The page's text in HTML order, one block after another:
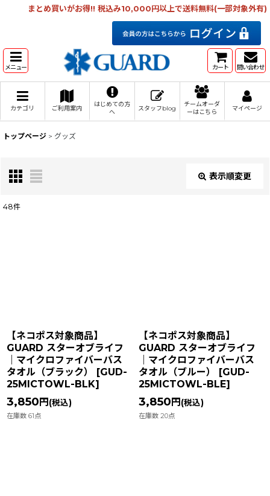
まとめ買いがお得!! 税込み10,000円以上で送料無料(一部対象外有)
メニュー カート 問い合わせ
カテゴリ ご利用案内
はじめての方
へ
スタッフblog
チームオーダ
ーはこちら
マイページ
トップページ > グッズ
表示順変更
絞り込む
48件
【ネコポス対象商品】
GUARD スターオブライフ
｜マイクロファイバーバス
タオル（ブラック）
[GUD-
25MICTOWL-BLK]
3,850 円 (税込)
在庫数 61点
【ネコポス対象商品】
GUARD スターオブライフ
｜マイクロファイバーバス
タオル（ブルー）
[GUD-
25MICTOWL-BLE]
3,850 円 (税込)
在庫数 20点